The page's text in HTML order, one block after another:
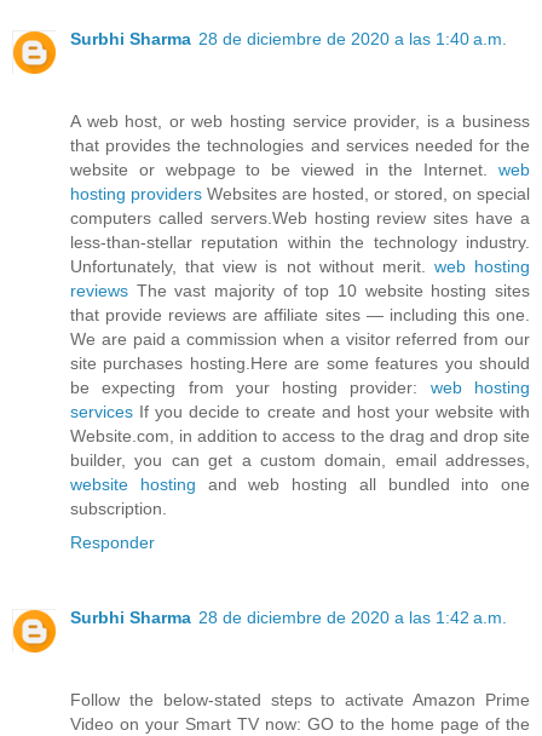
Surbhi Sharma 28 de diciembre de 2020 a las 1:40 a.m.
A web host, or web hosting service provider, is a business
that provides the technologies and services needed for the
website or webpage to be viewed in the Internet. web
hosting providers Websites are hosted, or stored, on special
computers called servers.Web hosting review sites have a
less-than-stellar reputation within the technology industry.
Unfortunately, that view is not without merit. web hosting
reviews The vast majority of top 10 website hosting sites
that provide reviews are affiliate sites — including this one.
We are paid a commission when a visitor referred from our
site purchases hosting.Here are some features you should
be expecting from your hosting provider: web hosting
services If you decide to create and host your website with
Website.com, in addition to access to the drag and drop site
builder, you can get a custom domain, email addresses,
website hosting and web hosting all bundled into one
subscription.
Responder
Surbhi Sharma 28 de diciembre de 2020 a las 1:42 a.m.
Follow the below-stated steps to activate Amazon Prime
Video on your Smart TV now: GO to the home page of the